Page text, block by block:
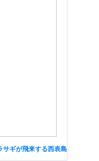
ギが飛来する西表島